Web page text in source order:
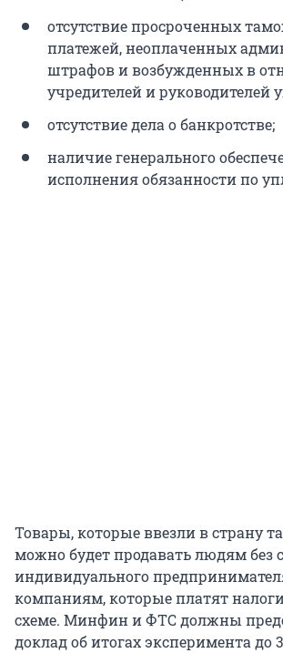
отсутствие просроченных
платежей, неоплаченных
штрафов и возбужденных в
учредителей и руководителей
отсутствие дела о банкротстве;
наличие генерального
исполнения обязанности по
Товары, которые ввезли в страну
можно будет продавать людям без
индивидуального
компаниям, которые платят
схеме. Минфин и ФТС должны
доклад об итогах эксперимента до